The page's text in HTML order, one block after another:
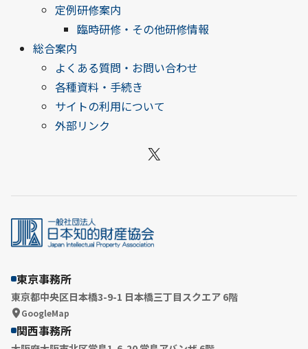
定例研修案内
臨時研修・その他研修情報
総合案内
よくある質問・お問い合わせ
各種資料・手続き
サイトの利用について
外部リンク
X
東京事務所
東京都中央区日本橋3-9-1 日本橋三丁目スクエア 6階
GoogleMap
関西事務所